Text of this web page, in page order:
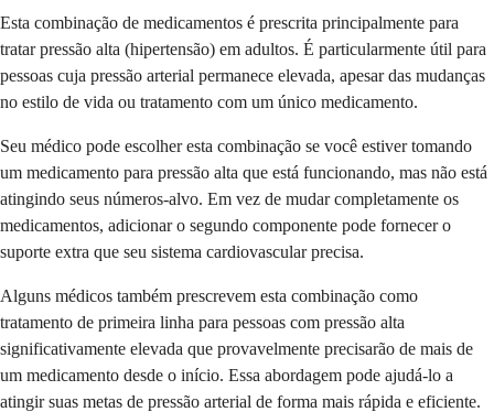
Esta combinação de medicamentos é prescrita principalmente para
tratar pressão alta (hipertensão) em adultos. É particularmente útil para
pessoas cuja pressão arterial permanece elevada, apesar das mudanças
no estilo de vida ou tratamento com um único medicamento.
Seu médico pode escolher esta combinação se você estiver tomando
um medicamento para pressão alta que está funcionando, mas não está
atingindo seus números-alvo. Em vez de mudar completamente os
medicamentos, adicionar o segundo componente pode fornecer o
suporte extra que seu sistema cardiovascular precisa.
Alguns médicos também prescrevem esta combinação como
tratamento de primeira linha para pessoas com pressão alta
significativamente elevada que provavelmente precisarão de mais de
um medicamento desde o início. Essa abordagem pode ajudá-lo a
atingir suas metas de pressão arterial de forma mais rápida e eficiente.